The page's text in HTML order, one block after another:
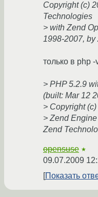
Copyright (c)
Technologies
> with Zend
1998-2007,
только в php
> PHP 5.2.9
(built: Mar 12
> Copyright
> Zend
Zend
opensuse ★
09.07.2009
Показать